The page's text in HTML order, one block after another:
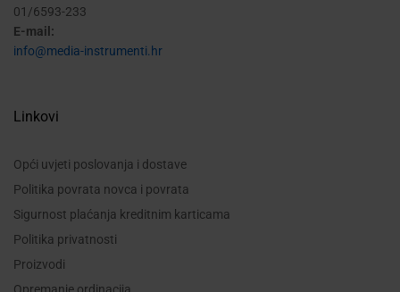
01/6593-233
E-mail:
info@media-instrumenti.hr
Linkovi
Opći uvjeti poslovanja i dostave
Politika povrata novca i povrata
Sigurnost plaćanja kreditnim karticama
Politika privatnosti
Proizvodi